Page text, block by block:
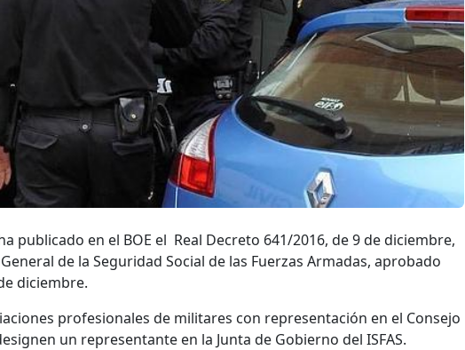
publicado en el BOE el Real Decreto 641/2016, de 9 de diciembre,
de la Seguridad Social de las Fuerzas Armadas, aprobado
diciembre.
profesionales de militares con representación en el Consejo
un representante en la Junta de Gobierno del ISFAS.